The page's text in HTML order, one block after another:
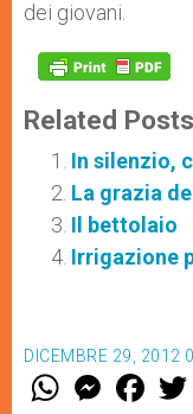
dei giovani.
Related
In silenzio,
La grazia
Il bettolaio
Irrigazione
DICEMBRE 29, 2012
W M
e
F
a